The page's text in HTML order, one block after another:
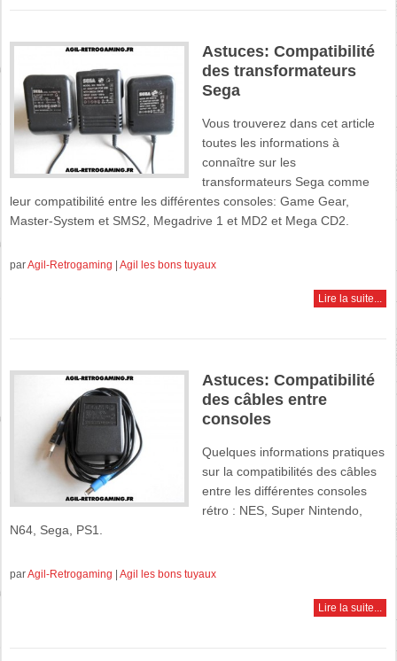
Astuces: Compatibilité
des transformateurs
Sega
Vous trouverez dans cet article
toutes les informations à
connaître sur les
transformateurs Sega comme
leur compatibilité entre les différentes consoles: Game Gear,
Master-System et SMS2, Megadrive 1 et MD2 et Mega CD2.
parAgil-Retrogaming |Agil les bons tuyaux
Lire la suite...
Astuces: Compatibilité
des câbles entre
consoles
Quelques informations pratiques
sur la compatibilités des câbles
entre les différentes consoles
rétro : NES, Super Nintendo,
N64, Sega, PS1.
parAgil-Retrogaming |Agil les bons tuyaux
Lire la suite...